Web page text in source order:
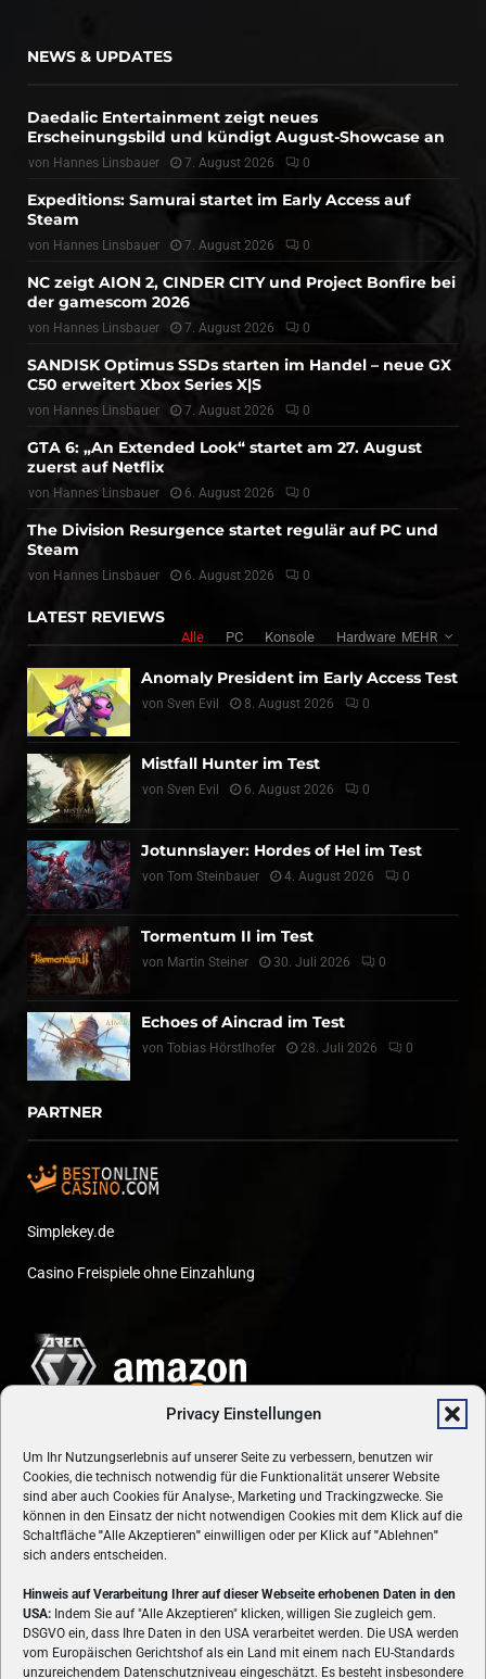
Privacy Einstellungen
Um Ihr Nutzungserlebnis auf unserer Seite zu verbessern, benutzen wir
Cookies, die technisch notwendig für die Funktionalität unserer Website
sind aber auch Cookies für Analyse-, Marketing und Trackingzwecke. Sie
können in den Einsatz der nicht notwendigen Cookies mit dem Klick auf die
Schaltfläche "Alle Akzeptieren" einwilligen oder per Klick auf"Ablehnen"
sich anders entscheiden.
Hinweis auf Verarbeitung Ihrer auf dieser Webseite erhobenen Daten in den
USA: Indem Sie auf "Alle Akzeptieren" klicken, willigen Sie zugleich gem.
DSGVO ein, dass Ihre Daten in den USA verarbeitet werden. Die USA werden
vom Europäischen Gerichtshof als ein Land mit einem nach EU-Standards
unzureichendem Datenschutzniveau eingeschätzt. Es besteht insbesondere
NEWS & UPDATES
Daedalic Entertainment zeigt neues
Erscheinungsbild und kündigt August-Showcase an
von Hannes Linsbauer 7. August 2026 0
Expeditions: Samurai startet im Early Access auf
Steam
von Hannes Linsbauer 7. August 2026 0
NC zeigt AION 2, CINDER CITY und Project Bonfire bei
der gamescom 2026
von Hannes Linsbauer 7. August 2026 0
SANDISK Optimus SSDs starten im Handel – neue GX
C50 erweitert Xbox Series X|S
von Hannes Linsbauer 7. August 2026 0
GTA 6: „An Extended Look“ startet am 27. August
zuerst auf Netflix
von Hannes Linsbauer 6. August 2026 0
The Division Resurgence startet regulär auf PC und
Steam
von Hannes Linsbauer 6. August 2026 0
LATEST REVIEWS
Alle PC Konsole Hardware MEHR
Anomaly President im Early Access Test
von Sven Evil 8. August 2026 0
Mistfall Hunter im Test
von Sven Evil 6. August 2026 0
Jotunnslayer: Hordes of Hel im Test
von Tom Steinbauer 4. August 2026 0
Tormentum II im Test
von Martin Steiner 30. Juli 2026 0
Echoes of Aincrad im Test
von Tobias Hörstlhofer 28. Juli 2026 0
PARTNER
Simplekey.de
Casino Freispiele ohne Einzahlung
ÜBER UNS
VON GAMERN, FÜR GAMER! Gamers.at ist das älteste Online-